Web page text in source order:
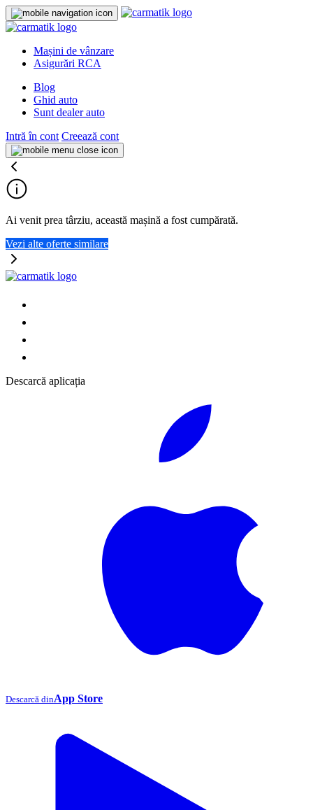
Mașini de vânzare
Asigurări RCA
Blog
Ghid auto
Sunt dealer auto
Intră în cont Creează cont
Ai venit prea târziu, această mașină a fost cumpărată.
Vezi alte oferte similare
Descarcă aplicația
Descarcă dinApp Store